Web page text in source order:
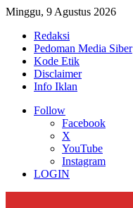
Minggu, 9 Agustus 2026
Redaksi
Pedoman Media Siber
Kode Etik
Disclaimer
Info Iklan
Follow
Facebook
X
YouTube
Instagram
LOGIN